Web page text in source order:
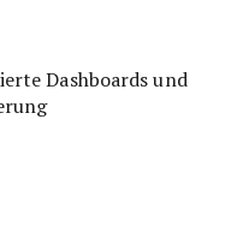
Dashboards und